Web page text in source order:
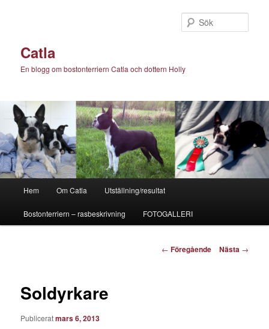
Catla
En blogg om bostonterriern Catla och dottern Holly
Hem Om Catla Utställning/resultat
Bostonterriern – rasbeskrivning FOTOGALLERI
Inläggsnavigering
← Föregående Nästa →
Soldyrkare
Publiceratmars 6, 2013